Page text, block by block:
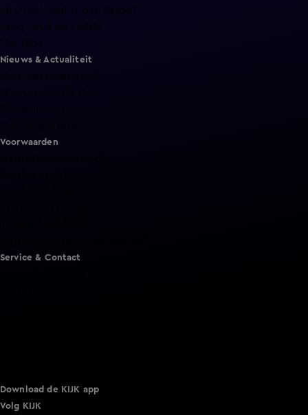
Mi Dushi: wat is dan liefde?
Nieuws & Actualiteit
Voorwaarden
Service & Contact
Download de KIJK app
Volg KIJK